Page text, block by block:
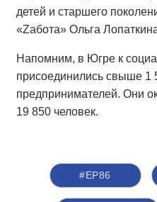
детей и старшего
«Zабота» Ольга
Напомним, в Югре к
присоединились свыше 1
предпринимателей. Они
19 850 человек.
#ЕР86